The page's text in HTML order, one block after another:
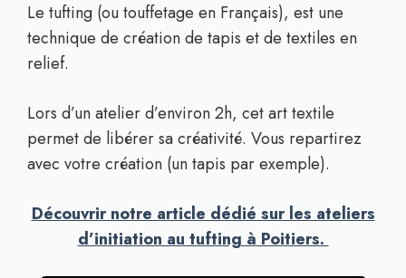
Le tufting (ou touffetage en Français), est une
technique de création de tapis et de textiles en
relief.
Lors d’un atelier d’environ 2h, cet art textile
permet de libérer sa créativité. Vous repartirez
avec votre création (un tapis par exemple).
Découvrir notre article dédié sur les ateliers
d’initiation au tufting à Poitiers.